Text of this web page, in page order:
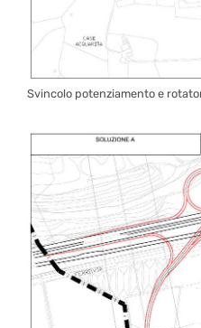
Svincolo potenziamento e